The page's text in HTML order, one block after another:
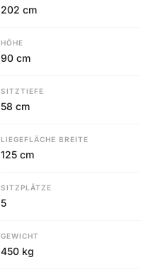
202 cm
HÖHE
90 cm
SITZTIEFE
58 cm
LIEGEFLÄCHE BREITE
125 cm
SITZPLÄTZE
5
GEWICHT
450 kg